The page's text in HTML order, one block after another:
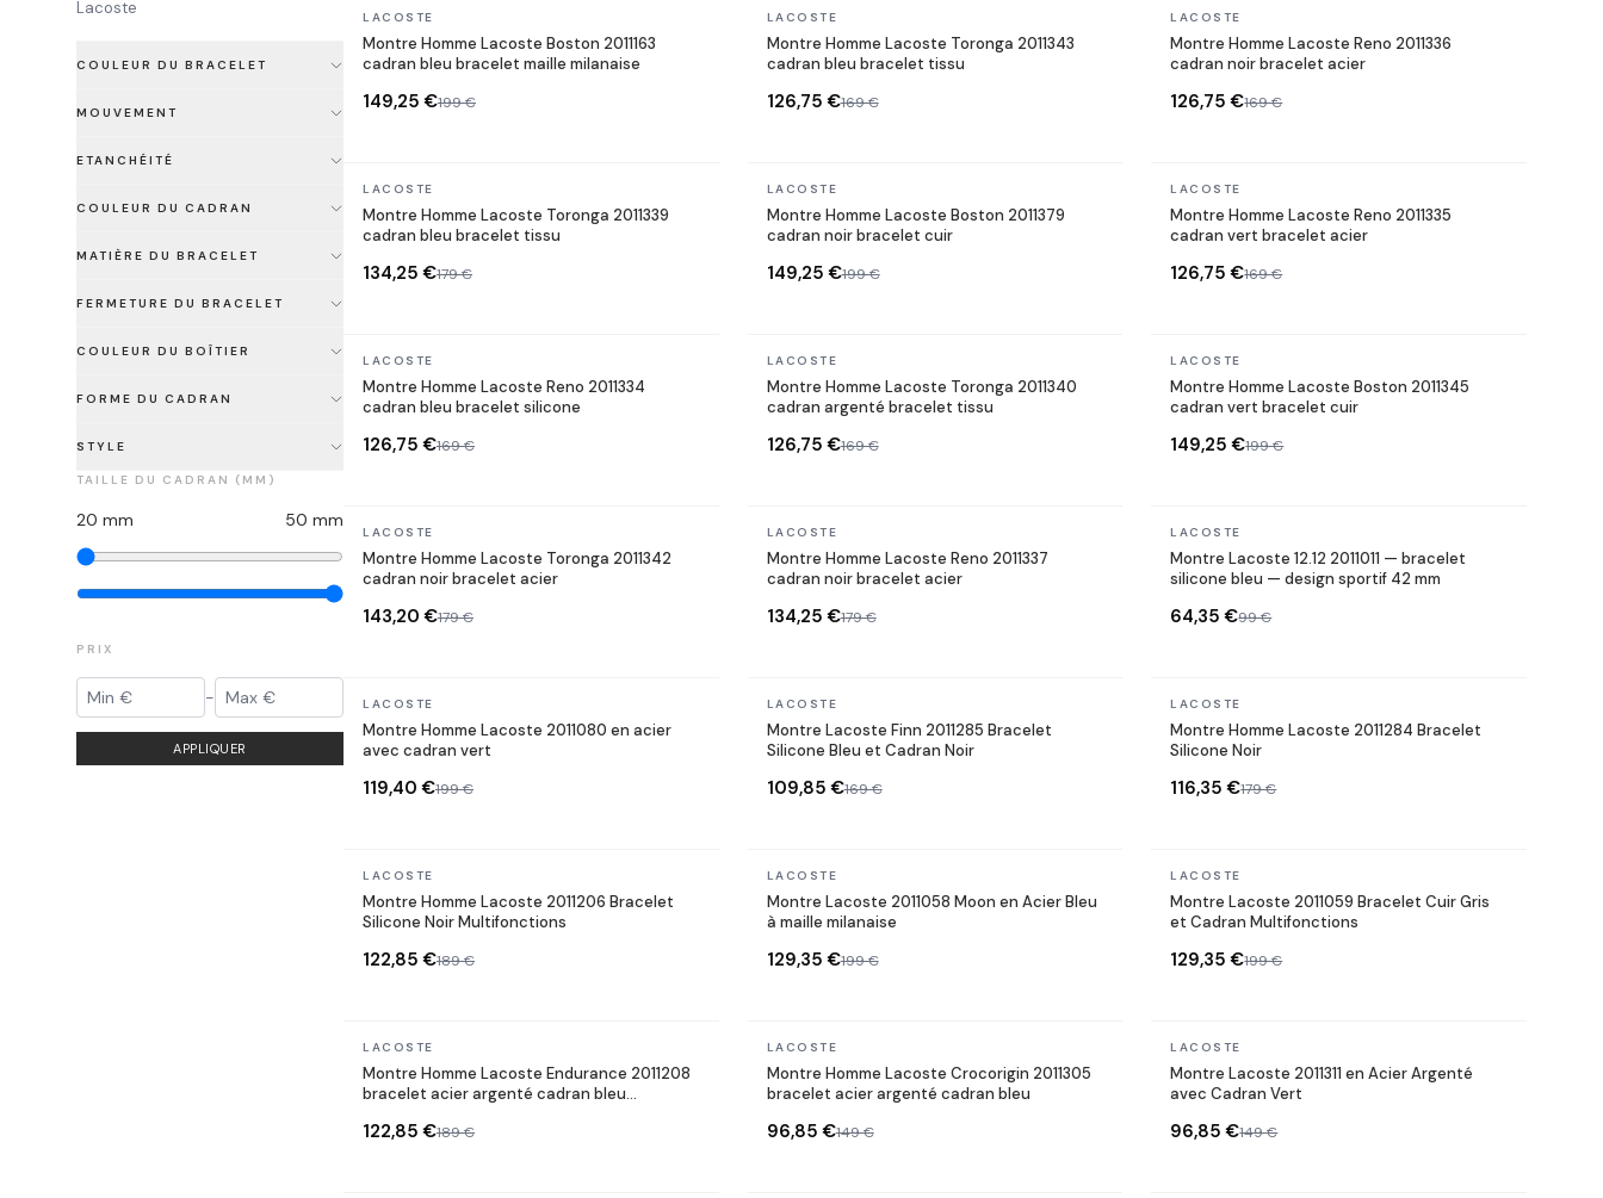
Lacoste
COULEUR DU BRACELET
MOUVEMENT
ETANCHÉITÉ
COULEUR DU CADRAN
MATIÈRE DU BRACELET
FERMETURE DU BRACELET
COULEUR DU BOÎTIER
FORME DU CADRAN
STYLE
TAILLE DU CADRAN (MM)
20 mm 50 mm
PRIX
-
APPLIQUER
En stock
LACOSTE
Montre Homme Lacoste Boston 2011163
cadran bleu bracelet maille milanaise
149,25 €199 €
En stock
LACOSTE
Montre Homme Lacoste Toronga 2011343
cadran bleu bracelet tissu
126,75 €169 €
En stock
LACOSTE
Montre Homme Lacoste Reno 2011336
cadran noir bracelet acier
126,75 €169 €
En stock
LACOSTE
Montre Homme Lacoste Toronga 2011339
cadran bleu bracelet tissu
134,25 €179 €
En stock
LACOSTE
Montre Homme Lacoste Boston 2011379
cadran noir bracelet cuir
149,25 €199 €
En stock
LACOSTE
Montre Homme Lacoste Reno 2011335
cadran vert bracelet acier
126,75 €169 €
En stock
LACOSTE
Montre Homme Lacoste Reno 2011334
cadran bleu bracelet silicone
126,75 €169 €
En stock
LACOSTE
Montre Homme Lacoste Toronga 2011340
cadran argenté bracelet tissu
126,75 €169 €
En stock
LACOSTE
Montre Homme Lacoste Boston 2011345
cadran vert bracelet cuir
149,25 €199 €
En stock
LACOSTE
Montre Homme Lacoste Toronga 2011342
cadran noir bracelet acier
143,20 €179 €
En stock
LACOSTE
Montre Homme Lacoste Reno 2011337
cadran noir bracelet acier
134,25 €179 €
En stock
LACOSTE
Montre Lacoste 12.12 2011011 — bracelet
silicone bleu — design sportif 42 mm
64,35 €99 €
En stock
LACOSTE
Montre Homme Lacoste 2011080 en acier
avec cadran vert
119,40 €199 €
En stock
LACOSTE
Montre Lacoste Finn 2011285 Bracelet
Silicone Bleu et Cadran Noir
109,85 €169 €
En stock
LACOSTE
Montre Homme Lacoste 2011284 Bracelet
Silicone Noir
116,35 €179 €
En stock
LACOSTE
Montre Homme Lacoste 2011206 Bracelet
Silicone Noir Multifonctions
122,85 €189 €
En stock
LACOSTE
Montre Lacoste 2011058 Moon en Acier Bleu
à maille milanaise
129,35 €199 €
En stock
LACOSTE
Montre Lacoste 2011059 Bracelet Cuir Gris
et Cadran Multifonctions
129,35 €199 €
En stock
LACOSTE
Montre Homme Lacoste Endurance 2011208
bracelet acier argenté cadran bleu
122,85 €189 €
En stock
LACOSTE
Montre Homme Lacoste Crocorigin 2011305
bracelet acier argenté cadran bleu
96,85 €149 €
En stock
LACOSTE
Montre Lacoste 2011311 en Acier Argenté
avec Cadran Vert
96,85 €149 €